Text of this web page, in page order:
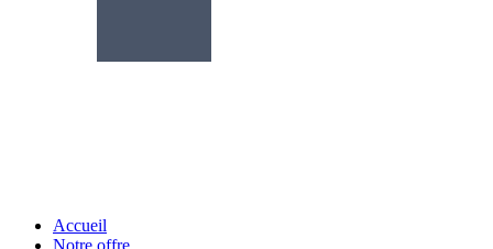
Accueil
Notre offre